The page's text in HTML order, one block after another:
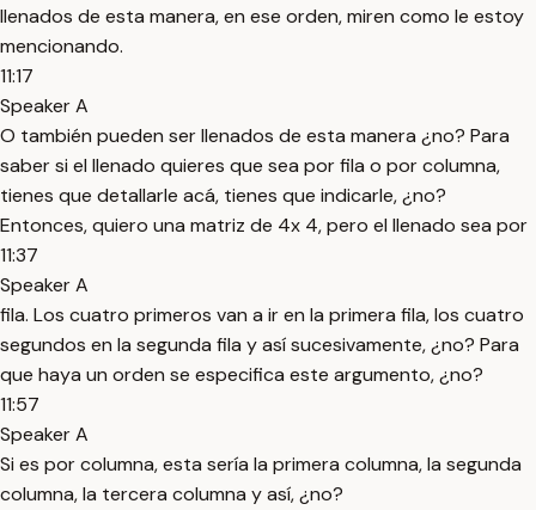
llenados de esta manera, en ese orden, miren como le estoy
mencionando.
11:17
Speaker A
O también pueden ser llenados de esta manera ¿no? Para
saber si el llenado quieres que sea por fila o por columna,
tienes que detallarle acá, tienes que indicarle, ¿no?
Entonces, quiero una matriz de 4x 4, pero el llenado sea por
11:37
Speaker A
fila. Los cuatro primeros van a ir en la primera fila, los cuatro
segundos en la segunda fila y así sucesivamente, ¿no? Para
que haya un orden se especifica este argumento, ¿no?
11:57
Speaker A
Si es por columna, esta sería la primera columna, la segunda
columna, la tercera columna y así, ¿no?